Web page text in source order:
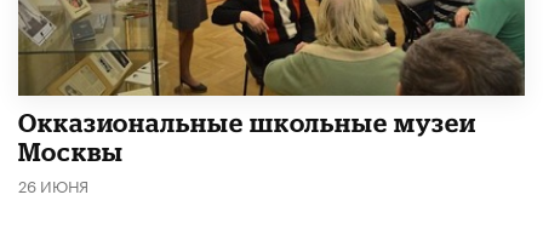
​Окказиональные школьные музеи
Москвы
26 ИЮНЯ